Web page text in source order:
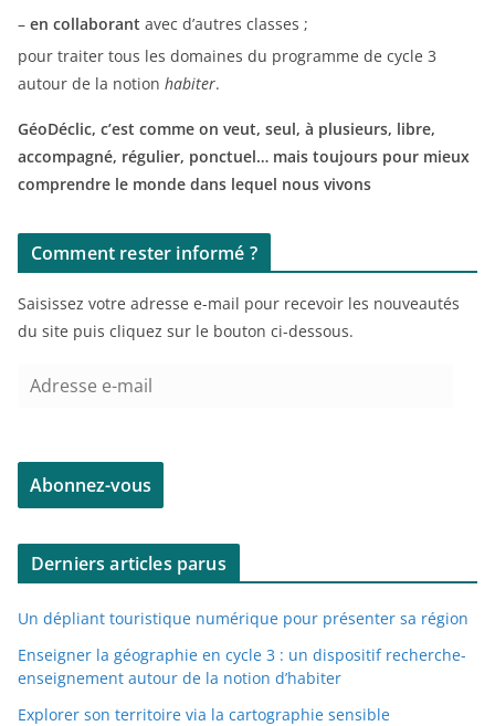
– en collaborant avec d’autres classes ;
pour traiter tous les domaines du programme de cycle 3
autour de la notion habiter.
GéoDéclic, c’est comme on veut, seul, à plusieurs, libre,
accompagné, régulier, ponctuel… mais toujours pour mieux
comprendre le monde dans lequel nous vivons
Comment rester informé ?
Saisissez votre adresse e-mail pour recevoir les nouveautés
du site puis cliquez sur le bouton ci-dessous.
e
s
e
m
a
i
l
Abonnez-vous
Derniers articles parus
Un dépliant touristique numérique pour présenter sa région
Enseigner la géographie en cycle 3 : un dispositif recherche-
enseignement autour de la notion d’habiter
Explorer son territoire via la cartographie sensible